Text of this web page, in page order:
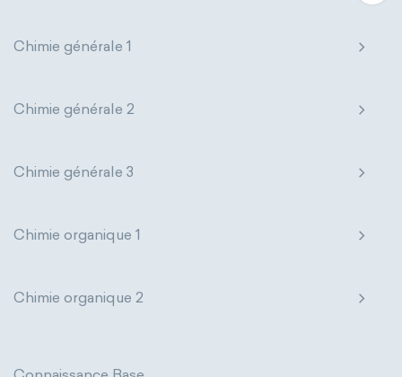
Chimie générale 1
Chimie générale 2
Chimie générale 3
Chimie organique 1
Chimie organique 2